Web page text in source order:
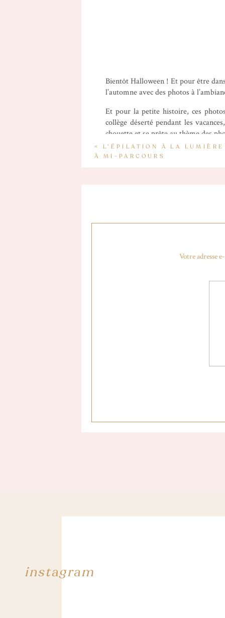
Bientôt Halloween ! Et pour être
l’automne avec des photos à
Et pour la petite histoire, ces
collège déserté pendant les
chouette et se prête au thème des
« L’ÉPILATION À LA
À MI-PARCOURS
Votre adresse
instagram